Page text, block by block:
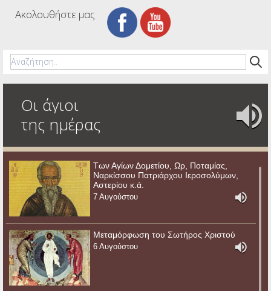
Ακολουθήστε μας
Οι άγιοι
της ημέρας
Των Αγίων Δομετίου, Ωρ, Ποταμίας,
Ναρκίσσου Πατριάρχου Ιεροσολύμων,
Αστερίου κ.ά.
7 Αυγούστου
Μεταμόρφωση του Σωτήρος Χριστού
6 Αυγούστου